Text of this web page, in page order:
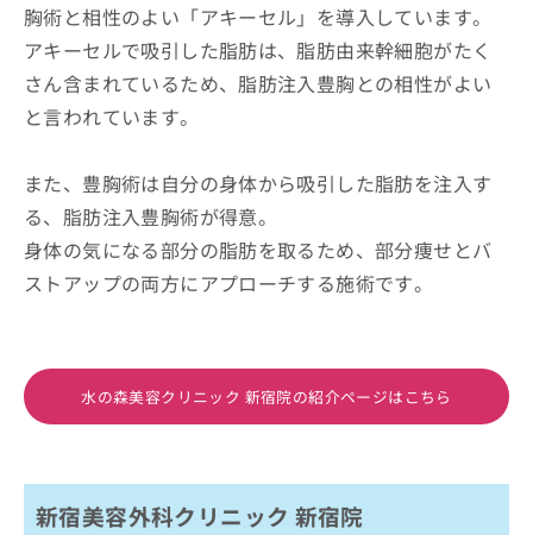
胸術と相性のよい「アキーセル」を導入しています。
アキーセルで吸引した脂肪は、脂肪由来幹細胞がたく
さん含まれているため、脂肪注入豊胸との相性がよい
と言われています。
また、豊胸術は自分の身体から吸引した脂肪を注入す
る、脂肪注入豊胸術が得意。
身体の気になる部分の脂肪を取るため、部分痩せとバ
ストアップの両方にアプローチする施術です。
水の森美容クリニック 新宿院の紹介ページはこちら
新宿美容外科クリニック 新宿院